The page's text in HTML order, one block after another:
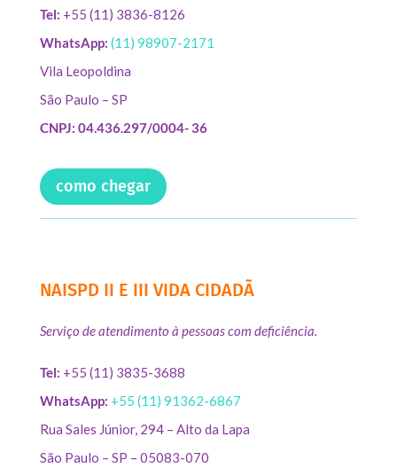
Tel: +55 (11) 3836-8126
WhatsApp: (11) 98907-2171
Vila Leopoldina
São Paulo – SP
CNPJ: 04.436.297/0004- 36
como chegar
NAISPD II E III VIDA CIDADÃ
Serviço de atendimento à pessoas com deficiência.
Tel: +55 (11) 3835-3688
WhatsApp: +55 (11) 91362-6867
Rua Sales Júnior, 294 – Alto da Lapa
São Paulo – SP – 05083-070